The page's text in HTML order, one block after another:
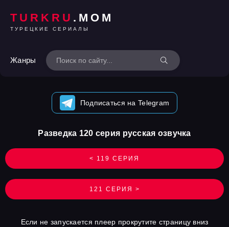
TURKRU .MOM
ТУРЕЦКИЕ СЕРИАЛЫ
Жанры
Подписаться на Telegram
< 119 СЕРИЯ
Разведка 120 серия русская озвучка
121 СЕРИЯ >
Если не запускается плеер прокрутите страницу вниз